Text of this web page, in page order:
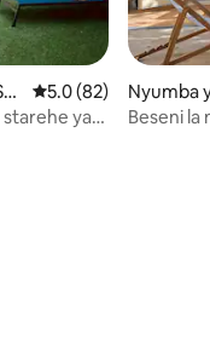
Ukadiriaji wa wastani
5.0 (82)
ya
Nyumba
lernes
Beseni la